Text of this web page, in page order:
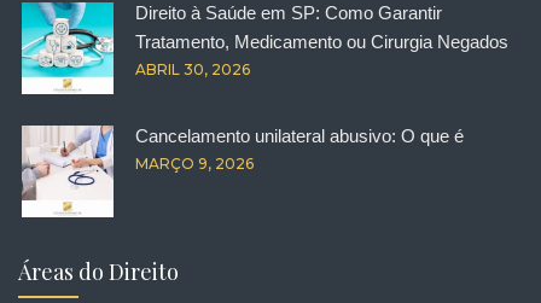
Direito à Saúde em SP: Como Garantir
Tratamento, Medicamento ou Cirurgia Negados
ABRIL 30, 2026
Cancelamento unilateral abusivo: O que é
MARÇO 9, 2026
Áreas do Direito